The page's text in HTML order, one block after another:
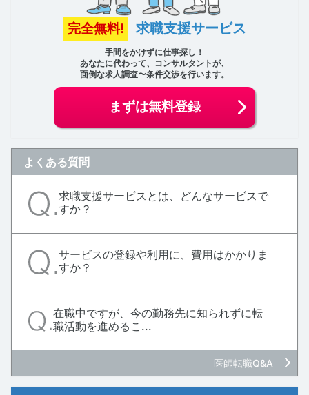
完全無料! 求職支援サービス
手間をかけずに仕事探し！
あなたに代わって、コンサルタントが、
面倒な求人調査〜条件交渉を行います。
まずは無料登録
よくある質問
求職支援サービスとは、どんなサービスで
すか？
サービスの登録や利用に、費用はかかりま
すか？
在職中ですが、今の勤務先に知られずに転
職活動を進めるこ...
医師転職Q&A